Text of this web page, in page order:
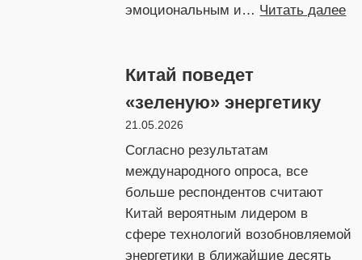
эмоциональным и… Читать далее:
Китай поведет
«зеленую» энергетику
21.05.2026
Согласно результатам
международного опроса, все
больше респондентов считают
Китай вероятным лидером в
сфере технологий возобновляемой
энергетики в ближайшие десять